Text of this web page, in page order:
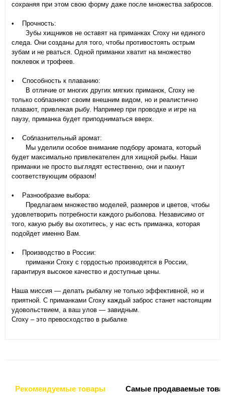
сохраняя при этом свою форму даже после множества забросов.
• Прочность:
Зубы хищников не оставят на приманках Croxy ни единого
следа. Они созданы для того, чтобы противостоять острым
зубам и не рваться. Одной приманки хватит на множество
поклевок и трофеев.
• Способность к плаванию:
В отличие от многих других мягких приманок, Croxy не
только соблазняют своим внешним видом, но и реалистично
плавают, привлекая рыбу. Например при проводке и игре на
паузу, приманка будет приподниматься вверх.
• Соблазнительный аромат:
Мы уделили особое внимание подбору аромата, который
будет максимально привлекателен для хищной рыбы. Наши
приманки не просто выглядят естественно, они и пахнут
соответствующим образом!
• Разнообразие выбора:
Предлагаем множество моделей, размеров и цветов, чтобы
удовлетворить потребности каждого рыболова. Независимо от
того, какую рыбу вы охотитесь, у нас есть приманка, которая
подойдет именно Вам.
• Производство в России:
приманки Croxy с гордостью производятся в России,
гарантируя высокое качество и доступные цены.
Наша миссия — делать рыбалку не только эффективной, но и
приятной. С приманками Croxy каждый заброс станет настоящим
удовольствием, а ваш улов — завидным.
Croxy – это превосходство в рыбалке
Рекомендуемые товары Самые продаваемые